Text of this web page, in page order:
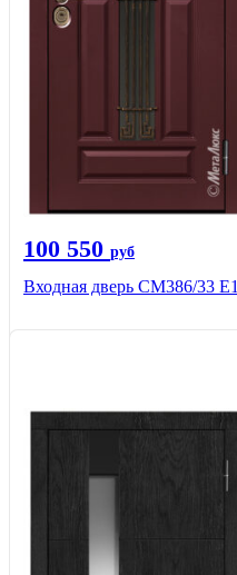
100 550 руб
Входная дверь СМ386/33 Е1